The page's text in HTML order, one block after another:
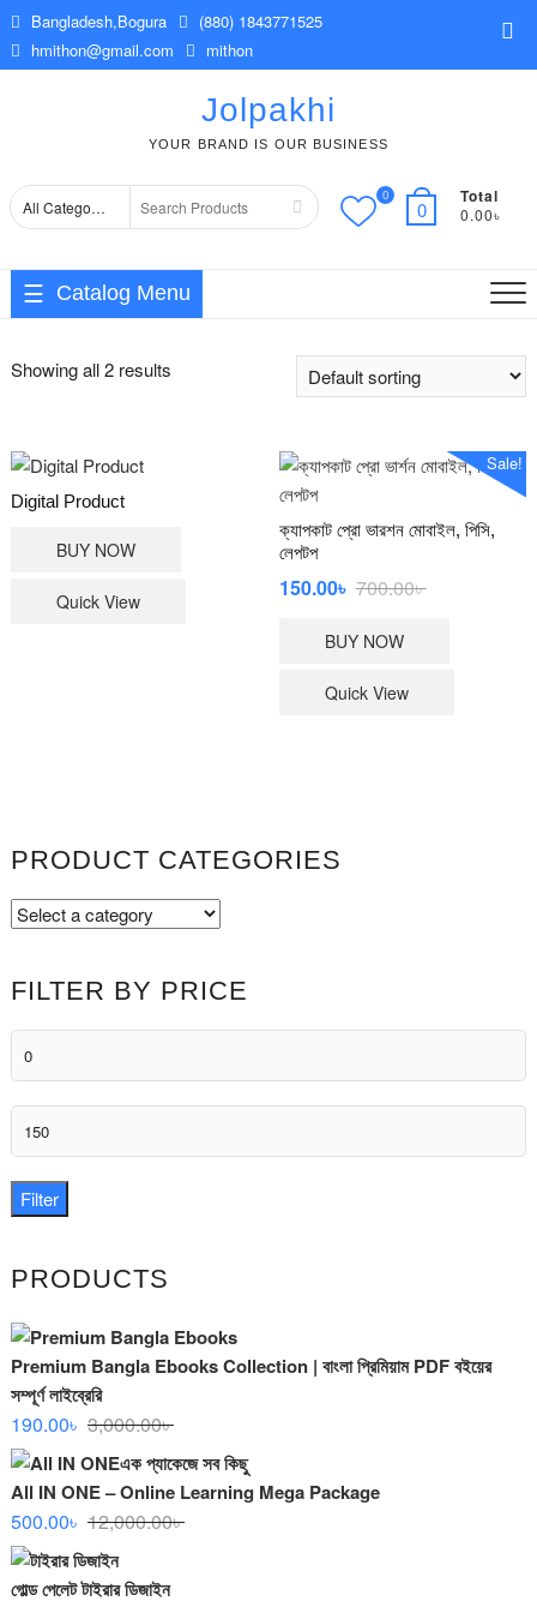
Skip
to
content
Bangladesh,Bogura
(880) 1843771525
hmithon@gmail.com
mithon
Jolpakhi
YOUR BRAND IS OUR BUSINESS
Search
0
0
Total
0.00৳
Catalog Menu
Showing all 2 results
Digital Product
BUY NOW
Quick View
Sale!
ক্যাপকাট প্রো ভারশন মোবাইল, পিসি,
লেপটপ
700.00৳Original
150.00৳
Current
BUY NOW
Quick View
PRODUCT CATEGORIES
FILTER BY PRICE
Min
price
Max
price
Filter
PRODUCTS
Premium Bangla Ebooks Collection | বাংলা প্রিমিয়াম PDF বইয়ের
সম্পূর্ণ লাইব্রেরি
3,000.00৳Original
was:
3,000.00৳ .
190.00৳
Current
is:
All IN ONE – Online Learning Mega Package
12,000.00৳Original
500.00৳
Current
গোল্ড পেলেট টাইরার ডিজাইন